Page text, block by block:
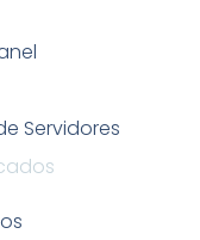
Servidores